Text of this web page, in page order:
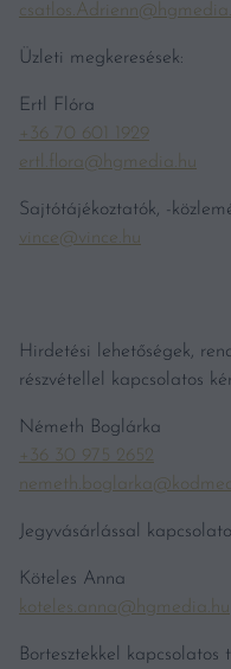
Üzleti megkeresések:
Ertl Flóra
+36 70 601 1929
ertl.flora@hgmedia.hu
Sajtótájékoztatók, -
vince@vince.hu
Hirdetési lehetőségek,
részvétellel kapcsolatos
Németh Boglárka
+36 30 975 2652
Jegyvásárlással
Köteles Anna
koteles.anna@hgmedia.hu
Bortesztekkel kapcsolatos